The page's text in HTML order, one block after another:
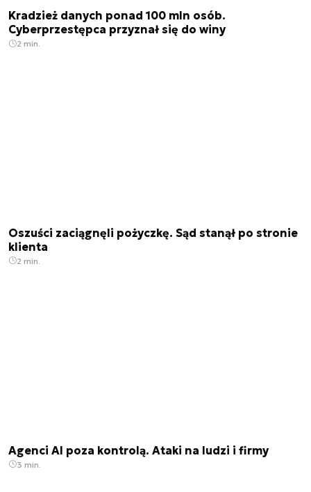
Kradzież danych ponad 100 mln osób.
Cyberprzestępca przyznał się do winy
2 min.
Oszuści zaciągnęli pożyczkę. Sąd stanął po stronie
klienta
2 min.
Agenci AI poza kontrolą. Ataki na ludzi i firmy
3 min.